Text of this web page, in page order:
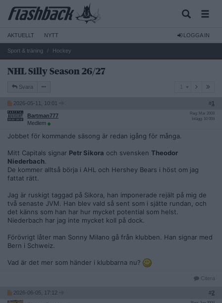
AKTUELLT NYTT LOGGA IN
Sport & träning Hockey
NHL Silly Season 26/27
Svara
2026-05-11, 10:01 #1
Bartman777
Medlem
Reg: Mar 2008
Inlägg: 10 059
Jobbet för kommande säsong är redan igång för många.
Mitt Capitals signar Petr Sikora och svensken Theodor
Niederbach.
De kommer alltså börja i AHL och Hershey Bears i höst om jag
fattat rätt.
Jag är ruskigt taggad på Sikora, han imponerade rejält på mig de
två senaste JVM. Han blev vald så sent som i sjätte rundan, och
det känns som han har hur mycket potential som helst.
Niederbach har jag inte mycket koll på dock.
Förövrigt låter man Sonny Milano gå från klubben. Han signar med
Bern i Schweiz.
Vad är det mer som händer i klubbarna nu?
Citera
2026-06-05, 17:12 #2